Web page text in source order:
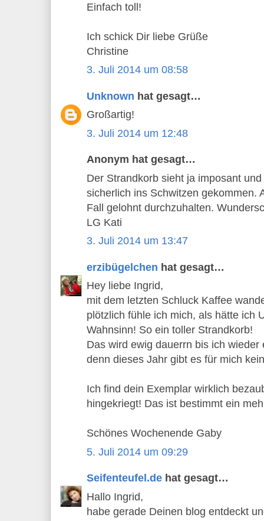
Einfach toll!
Ich schick Dir liebe Grüße
Christine
3. Juli 2014 um 08:58
Unknown hat gesagt…
Großartig!
3. Juli 2014 um 12:48
Anonym hat gesagt…
Der Strandkorb sieht ja imposant
sicherlich ins Schwitzen gekommen.
Fall gelohnt durchzuhalten.
LG Kati
3. Juli 2014 um 13:47
erzibügelchen hat gesagt…
Hey liebe Ingrid,
mit dem letzten Schluck Kaffee
plötzlich fühle ich mich, als hätte ich
Wahnsinn! So ein toller Strandkorb!
Das wird ewig dauerrn bis ich
denn dieses Jahr gibt es für mich
Ich find dein Exemplar wirklich
hingekriegt! Das ist bestimmt ein
Schönes Wochenende Gaby
5. Juli 2014 um 09:29
Seifenteufel.de hat gesagt…
Hallo Ingrid,
habe gerade Deinen blog entdeckt